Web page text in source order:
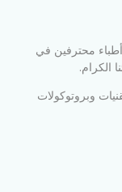
أطباء محترفين في
الكرام.
وبروتوكولات